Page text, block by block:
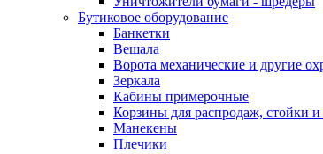
Бутиковое оборудование
Банкетки
Вешала
Ворота механические и другие
Зеркала
Кабины примерочные
Корзины для распродаж, стойки и
Манекены
Плечики